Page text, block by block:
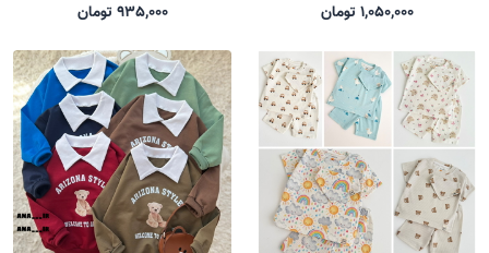
1,050,000 تومان
935,000 تومان